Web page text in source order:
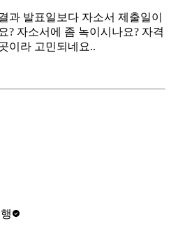
과 발표일보다 자소서 제출일이
? 자소서에 좀 녹이시나요? 자격
이라 고민되네요..